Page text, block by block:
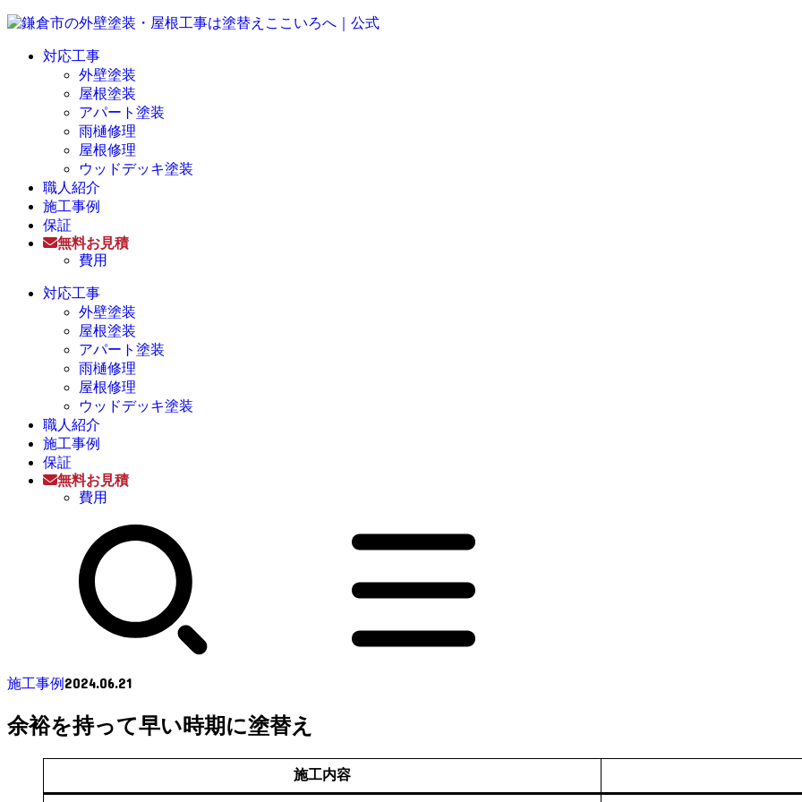
対応工事
外壁塗装
屋根塗装
アパート塗装
雨樋修理
屋根修理
ウッドデッキ塗装
職人紹介
施工事例
保証
無料お見積
費用
対応工事
外壁塗装
屋根塗装
アパート塗装
雨樋修理
屋根修理
ウッドデッキ塗装
職人紹介
施工事例
保証
無料お見積
費用
施工事例 2024.06.21
余裕を持って早い時期に塗替え
施工内容